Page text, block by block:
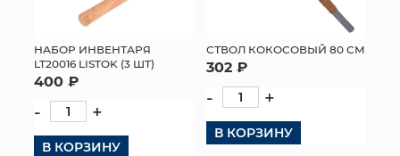
НАБОР ИНВЕНТАРЯ
LT20016 LISTOK (3 ШТ)
400 ₽
- +
В КОРЗИНУ
СТВОЛ КОКОСОВЫЙ 80 СМ
302 ₽
- +
В КОРЗИНУ